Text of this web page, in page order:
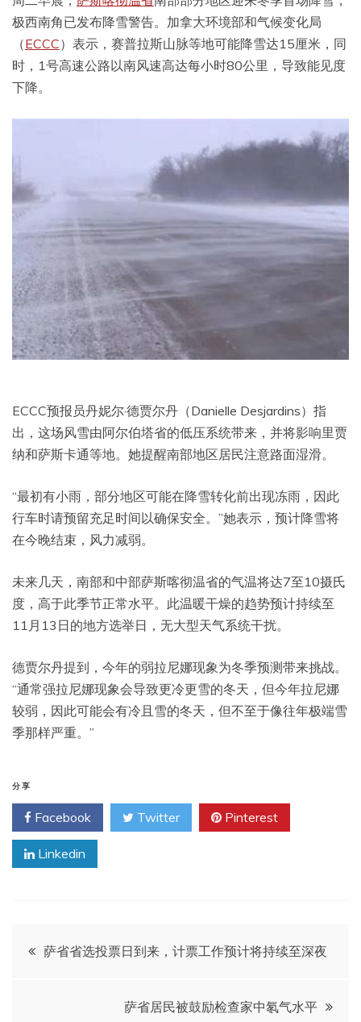
极西南角已发布降雪警告。加拿大环境部和气候变化局
（ECCC）表示，赛普拉斯山脉等地可能降雪达15厘米，同
时，1号高速公路以南风速高达每小时80公里，导致能见度
下降。
ECCC预报员丹妮尔·德贾尔丹（Danielle Desjardins）指
出，这场风雪由阿尔伯塔省的低压系统带来，并将影响里贾
纳和萨斯卡通等地。她提醒南部地区居民注意路面湿滑。
“最初有小雨，部分地区可能在降雪转化前出现冻雨，因此
行车时请预留充足时间以确保安全。”她表示，预计降雪将
在今晚结束，风力减弱。
未来几天，南部和中部萨斯喀彻温省的气温将达7至10摄氏
度，高于此季节正常水平。此温暖干燥的趋势预计持续至
11月13日的地方选举日，无大型天气系统干扰。
德贾尔丹提到，今年的弱拉尼娜现象为冬季预测带来挑战。
“通常强拉尼娜现象会导致更冷更雪的冬天，但今年拉尼娜
较弱，因此可能会有冷且雪的冬天，但不至于像往年极端雪
季那样严重。”
分享
Facebook Twitter Pinterest
Linkedin
文 萨省省选投票日到来，计票工作预计将持续至深夜
萨省居民被鼓励检查家中氡气水平